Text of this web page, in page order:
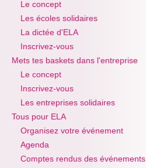
Le concept
Les écoles solidaires
La dictée d'ELA
Inscrivez-vous
Mets tes baskets dans l'entreprise
Le concept
Inscrivez-vous
Les entreprises solidaires
Tous pour ELA
Organisez votre événement
Agenda
Comptes rendus des événements